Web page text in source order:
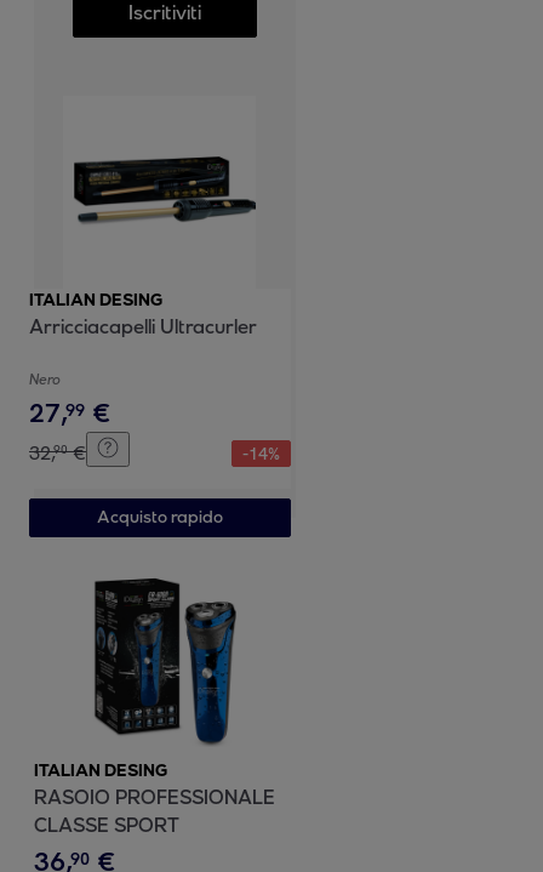
Iscritiviti
ITALIAN DESING
Arricciacapelli Ultracurler
Nero
27,99 €
32,90 € -14%
Acquisto rapido
ITALIAN DESING
RASOIO PROFESSIONALE
CLASSE SPORT
36,90 €